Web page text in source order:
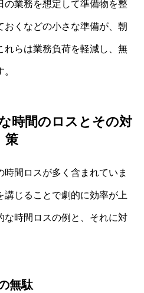
の業務を想定して準備物を整
おくなどの小さな準備が、朝
れらは業務負荷を軽減し、無
時間のロスとその対
策
間ロスが多く含まれていま
じることで劇的に効率が上
な時間ロスの例と、それに対
無駄